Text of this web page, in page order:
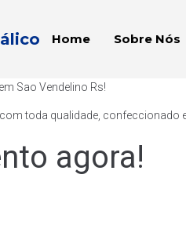
Home Sobre Nós
Sao Vendelino Rs!
toda qualidade,
agora!